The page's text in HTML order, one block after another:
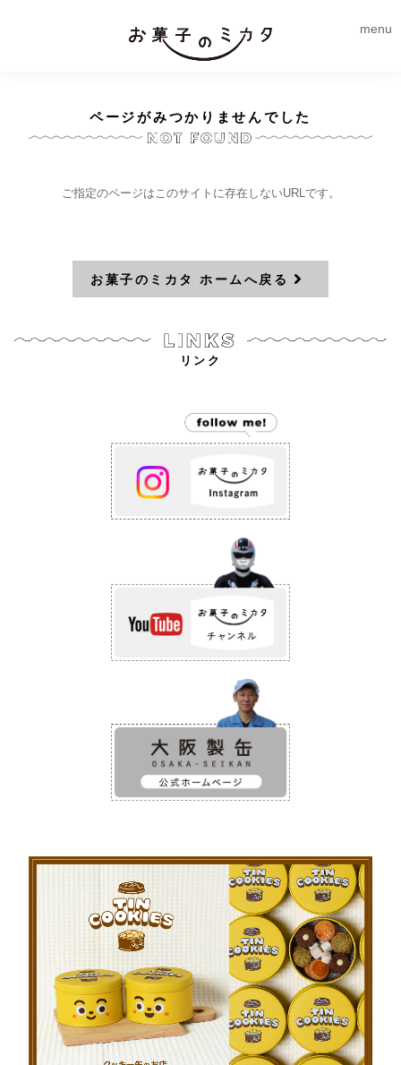
menu
ページがみつかりませんでした
ご指定のページはこのサイトに存在しないURLです。
お菓子のミカタ ホームへ戻る
リンク